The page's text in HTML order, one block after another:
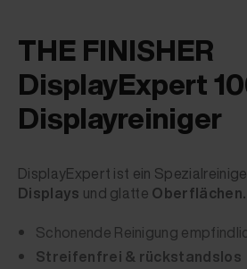
THE FINISHER
DisplayExpert
Displayreiniger
DisplayExpert ist ein
Displays und glatte Oberflächen.
Schonende Reinigung
Streifenfrei & rückstandslos